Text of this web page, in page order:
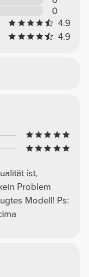
0
4.9
4.9
ist,
Problem
Modell! Ps: